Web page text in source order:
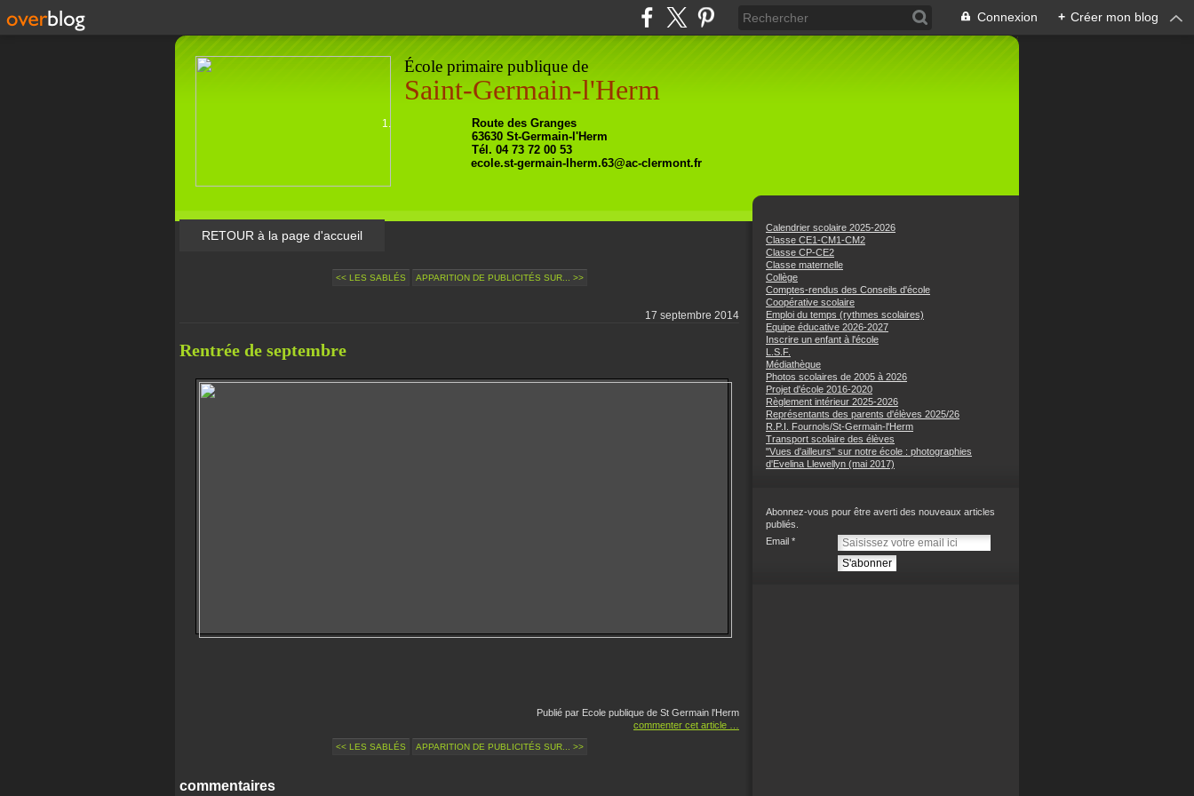
Connexion + Créer mon blog
École primaire publique de
Saint-Germain-l'Herm
Route des Granges
63630 St-Germain-l'Herm
Tél. 04 73 72 00 53
ecole.st-germain-lherm.63@ac-clermont.fr
RETOUR à la page d'accueil
<< LES SABLÉS APPARITION DE PUBLICITÉS SUR... >>
17 septembre 2014
Rentrée de septembre
Publié par Ecole publique de St Germain l'Herm
commenter cet article
<< LES SABLÉS APPARITION DE PUBLICITÉS SUR... >>
commentaires
Calendrier scolaire 2025-2026
Classe CE1-CM1-CM2
Classe CP-CE2
Classe maternelle
Collège
Comptes-rendus des Conseils d'école
Coopérative scolaire
Emploi du temps (rythmes scolaires)
Equipe éducative 2026-2027
Inscrire un enfant à l'école
L.S.F.
Médiathèque
Photos scolaires de 2005 à 2026
Projet d'école 2016-2020
Règlement intérieur 2025-2026
Représentants des parents d'élèves 2025/26
R.P.I. Fournols/St-Germain-l'Herm
Transport scolaire des élèves
"Vues d'ailleurs" sur notre école : photographies
d'Evelina Llewellyn (mai 2017)
Abonnez-vous pour être averti des nouveaux articles
publiés.
Email